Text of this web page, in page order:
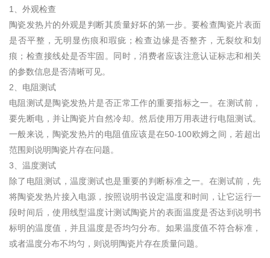
1、外观检查
陶瓷发热片的外观是判断其质量好坏的第一步。要检查陶瓷片表面
是否平整，无明显伤痕和瑕疵；检查边缘是否整齐，无裂纹和划
痕；检查接线处是否牢固。同时，消费者应该注意认证标志和相关
的参数信息是否清晰可见。
2、电阻测试
电阻测试是陶瓷发热片是否正常工作的重要指标之一。在测试前，
要先断电，并让陶瓷片自然冷却。然后使用万用表进行电阻测试。
一般来说，陶瓷发热片的电阻值应该是在50-100欧姆之间，若超出
范围则说明陶瓷片存在问题。
3、温度测试
除了电阻测试，温度测试也是重要的判断标准之一。在测试前，先
将陶瓷发热片接入电源，按照说明书设定温度和时间，让它运行一
段时间后，使用线型温度计测试陶瓷片的表面温度是否达到说明书
标明的温度值，并且温度是否均匀分布。如果温度值不符合标准，
或者温度分布不均匀，则说明陶瓷片存在质量问题。